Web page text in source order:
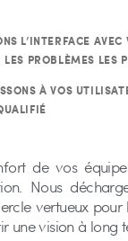
L’INTERFACE
LES PROBLÈMES LES
À VOS
de vos
Nous
vertueux
une vision à